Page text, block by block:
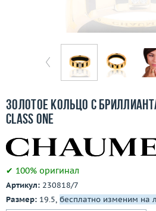
Покупка и оплата
О компании
Контакты
3D-тур по шоуруму
Золотое кольцо с
Class One
✔ 100% оригинал
Артикул: 230818/7
Размер: 19.5, бесплатно изменим на